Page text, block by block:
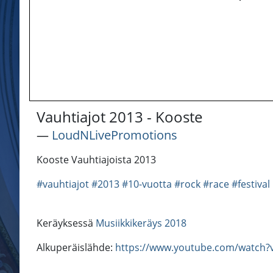
Vauhtiajot 2013 - Kooste
― LoudNLivePromotions
Kooste Vauhtiajoista 2013
#vauhtiajot#2013#10-vuotta #rock#race#festival
Keräyksessä Musiikkikeräys 2018
Alkuperäislähde: https://www.youtube.com/